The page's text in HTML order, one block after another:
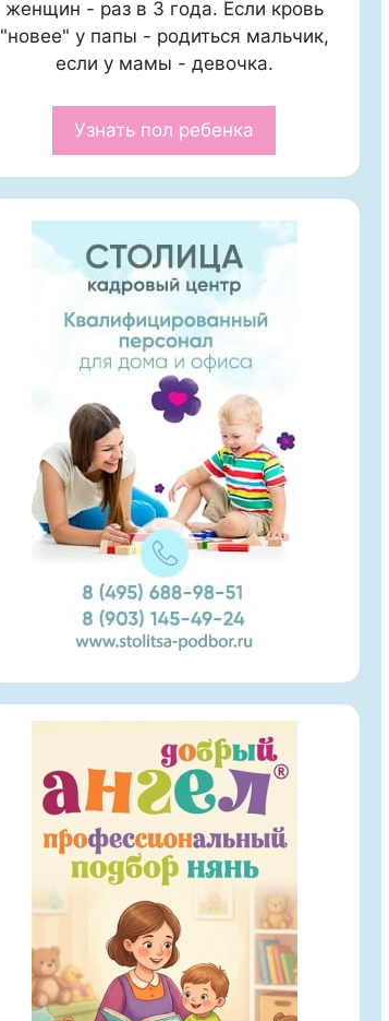
женщин - раз в 3 года. Если кровь
"новее" у папы - родиться мальчик,
если у мамы - девочка.
Узнать пол ребенка